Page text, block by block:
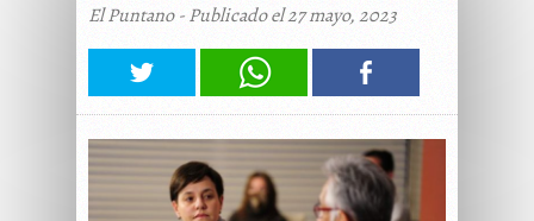
El Puntano - Publicado el 27 mayo, 2023